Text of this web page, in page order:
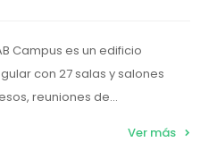
Campus es un edificio
con 27 salas y salones
reuniones de...
Ver más